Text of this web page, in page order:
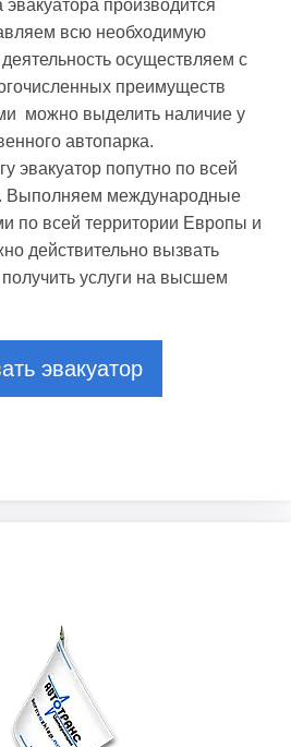
производится
всю необходимую
осуществляем с
преимуществ
можно выделить наличие у
автопарка.
эвакуатор попутно по всей
Выполняем международные
по всей территории Европы и
действительно вызвать
услуги на высшем
эвакуатор